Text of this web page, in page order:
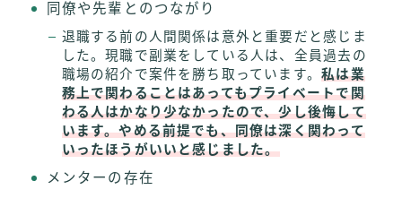
同僚や先輩とのつながり
退職する前の人間関係は意外と重要だと感じま
した。現職で副業をしている人は、全員過去の
職場の紹介で案件を勝ち取っています。私は業
務上で関わることはあってもプライベートで関
わる人はかなり少なかったので、少し後悔して
います。やめる前提でも、同僚は深く関わって
いったほうがいいと感じました。
メンターの存在